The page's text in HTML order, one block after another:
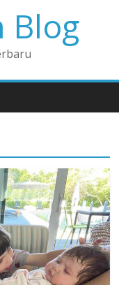
Blog